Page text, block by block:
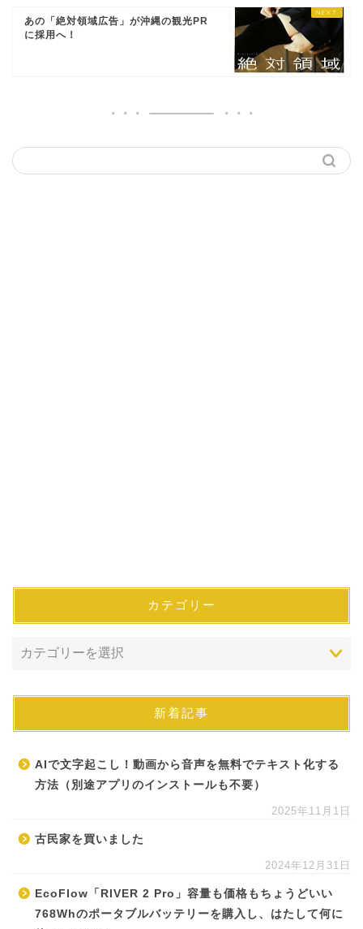
あの「絶対領域広告」が沖縄の観光PR
に採用へ！
カテゴリー
新着記事
AIで文字起こし！動画から音声を無料でテキスト化する
方法（別途アプリのインストールも不要）
2025年11月1日
古民家を買いました
2024年12月31日
EcoFlow「RIVER 2 Pro」容量も価格もちょうどいい
768Whのポータブルバッテリーを購入し、はたして何に